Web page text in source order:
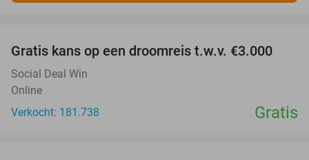
Gratis kans op een droomreis t.w.v. €3.000
Social Deal Win
Online
Verkocht: 181.738
Gratis